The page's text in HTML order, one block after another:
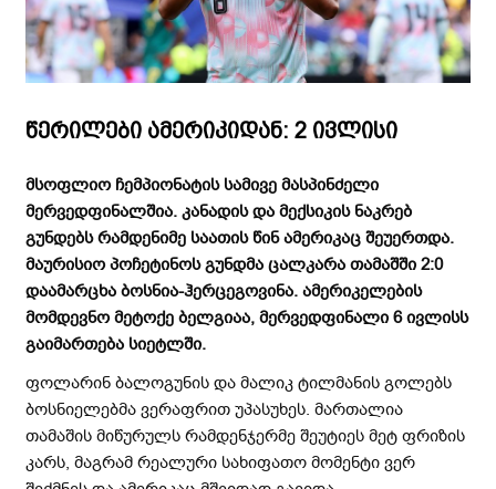
წერილები ამერიკიდან: 2 ივლისი
მსოფლიო ჩემპიონატის სამივე მასპინძელი
მერვედფინალშია. კანადის და მექსიკის ნაკრებ
გუნდებს რამდენიმე საათის წინ ამერიკაც შეუერთდა.
მაურისიო პოჩეტინოს გუნდმა ცალკარა თამაშში 2:0
დაამარცხა ბოსნია-ჰერცეგოვინა. ამერიკელების
მომდევნო მეტოქე ბელგიაა, მერვედფინალი 6 ივლისს
გაიმართება სიეტლში.
ფოლარინ ბალოგუნის და მალიკ ტილმანის გოლებს
ბოსნიელებმა ვერაფრით უპასუხეს. მართალია
თამაშის მიწურულს რამდენჯერმე შეუტიეს მეტ ფრიზის
კარს, მაგრამ რეალური სახიფათო მომენტი ვერ